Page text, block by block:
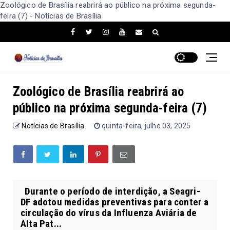
Zoológico de Brasília reabrirá ao público na próxima segunda-
feira (7) - Notícias de Brasília
Zoológico de Brasília reabrirá ao
público na próxima segunda-feira (7)
Notícias de Brasília quinta-feira, julho 03, 2025
Durante o período de interdição, a Seagri-
DF adotou medidas preventivas para conter a
circulação do vírus da Influenza Aviária de
Alta Pat...